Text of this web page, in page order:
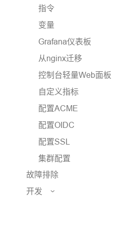
指令
变量
Grafana仪表板
从nginx迁移
控制台轻量Web面板
自定义指标
配置ACME
配置OIDC
配置SSL
集群配置
故障排除
开发